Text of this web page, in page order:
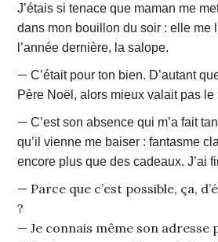
J’étais si tenace que maman me
dans mon bouillon du soir : elle me
l’année dernière, la salope.
—C’était pour ton bien. D’autant
Père Noël, alors mieux valait pas le
—C’est son absence qui m’a fait
qu’il vienne me baiser : fantasme
encore plus que des cadeaux. J’ai
— Parce que c’est possible, ça,
?
— Je connais même son